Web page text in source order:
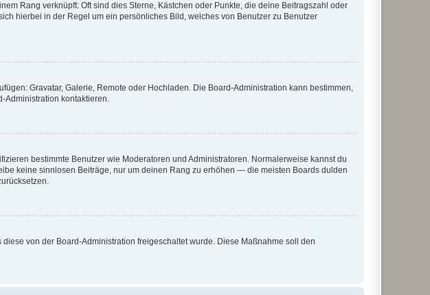
Rang verknüpft: Oft sind dies Sterne, Kästchen oder Punkte, die deine Beitragszahl oder
hierbei in der Regel um ein persönliches Bild, welches von Benutzer zu Benutzer
Gravatar, Galerie, Remote oder Hochladen. Die Board-Administration kann bestimmen,
Administration kontaktieren.
bestimmte Benutzer wie Moderatoren und Administratoren. Normalerweise kannst du
keine sinnlosen Beiträge, nur um deinen Rang zu erhöhen — die meisten Boards dulden
von der Board-Administration freigeschaltet wurde. Diese Maßnahme soll den